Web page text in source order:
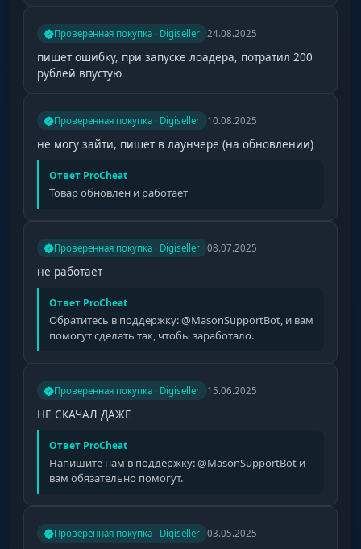
Проверенная покупка · Digiseller 24.08.2025
пишет ошибку, при запуске лоадера, потратил 200
рублей впустую
Проверенная покупка · Digiseller 10.08.2025
не могу зайти, пишет в лаунчере (на обновлении)
Ответ ProCheat
Товар обновлен и работает
Проверенная покупка · Digiseller 08.07.2025
не работает
Ответ ProCheat
Обратитесь в поддержку: @MasonSupportBot, и вам
помогут сделать так, чтобы заработало.
Проверенная покупка · Digiseller 15.06.2025
НЕ СКАЧАЛ ДАЖЕ
Ответ ProCheat
Напишите нам в поддержку: @MasonSupportBot и
вам обязательно помогут.
Проверенная покупка · Digiseller 03.05.2025